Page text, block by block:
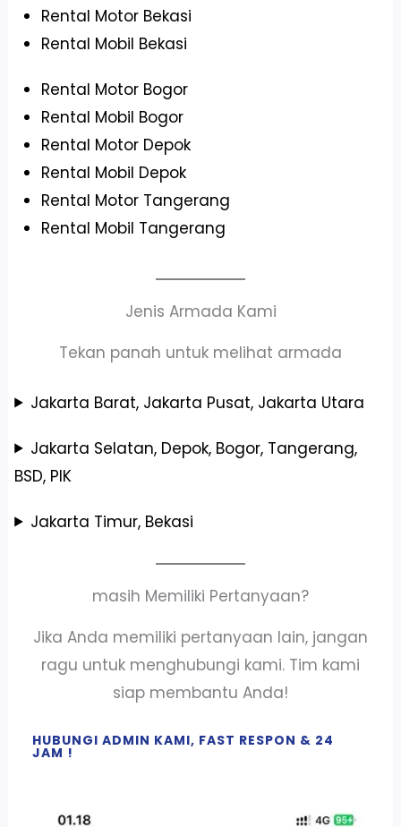
Rental Motor Bekasi
Rental Mobil Bekasi
Rental Motor Bogor
Rental Mobil Bogor
Rental Motor Depok
Rental Mobil Depok
Rental Motor Tangerang
Rental Mobil Tangerang
Jenis Armada Kami
Tekan panah untuk melihat armada
Jakarta Barat, Jakarta Pusat, Jakarta Utara
Jakarta Selatan, Depok, Bogor, Tangerang,
BSD, PIK
Jakarta Timur, Bekasi
masih Memiliki Pertanyaan?
Jika Anda memiliki pertanyaan lain, jangan
ragu untuk menghubungi kami. Tim kami
siap membantu Anda!
HUBUNGI ADMIN KAMI, FAST RESPON & 24
JAM !